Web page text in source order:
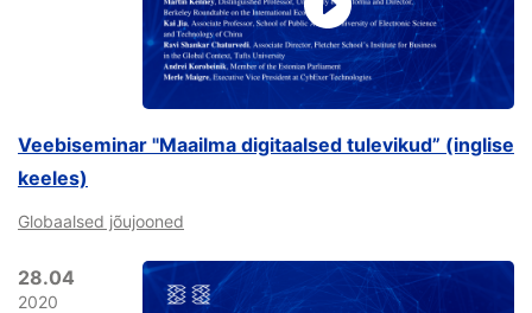
Veebiseminar "Maailma digitaalsed tulevikud” (inglise
keeles)
Globaalsed jõujooned
28.04
2020